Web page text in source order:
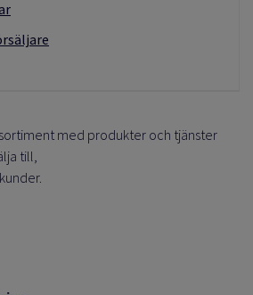
med produkter och tjänster
till,